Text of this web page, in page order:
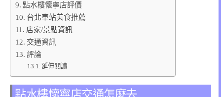
點水樓懷寧店評價
台北車站美食推薦
店家/景點資訊
交通資訊
評論
延伸閱讀
點水樓懷寧店交通怎麼去